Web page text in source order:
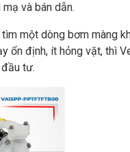
và bán dẫn.
một dòng bơm màng
ổn định, ít hỏng vặt, thì
tư.